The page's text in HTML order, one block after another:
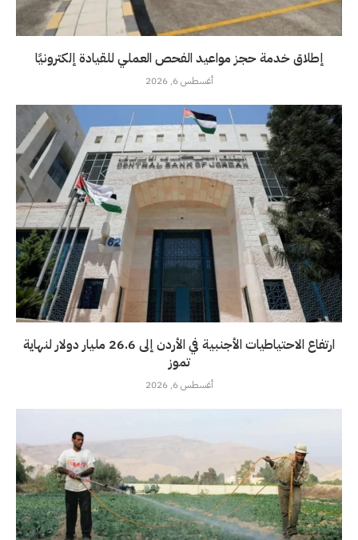
إطلاق خدمة حجز مواعيد الفحص العملي للقيادة إلكترونيًا
أغسطس 6, 2026
ارتفاع الاحتياطيات الأجنبية في الأردن إلى 26.6 مليار دولار لنهاية
تموز
أغسطس 6, 2026